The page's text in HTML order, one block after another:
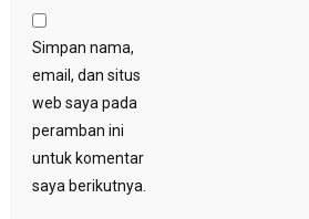
Simpan nama,
email, dan situs
web saya pada
peramban ini
untuk komentar
saya berikutnya.